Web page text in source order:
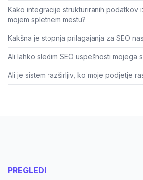
Kako integracije strukturiranih podatkov
mojem spletnem mestu?
Kakšna je stopnja prilagajanja za SEO
Ali lahko sledim SEO uspešnosti mojega
Ali je sistem razširljiv, ko moje podjetje
PREGLEDI